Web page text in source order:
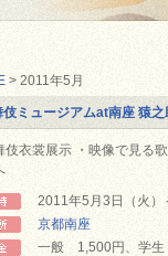
> 2011年5月
伎ミュージアムat南座 猿
伎衣裳展示 ・映像で見る
2011年5月3日（火
京都南座
一般 1,500円、学